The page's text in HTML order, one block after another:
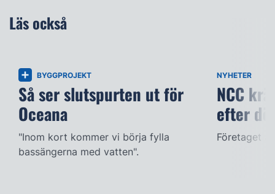
Läs också
BYGGPROJEKT
Så ser slutspurten ut för
Oceana
"Inom kort kommer vi börja fylla
bassängerna med vatten".
NYHETER
NCC
efter
Företaget